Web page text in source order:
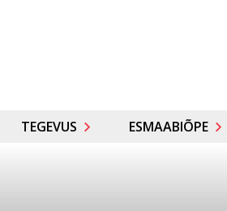
TEGEVUS ESMAABIÕPE